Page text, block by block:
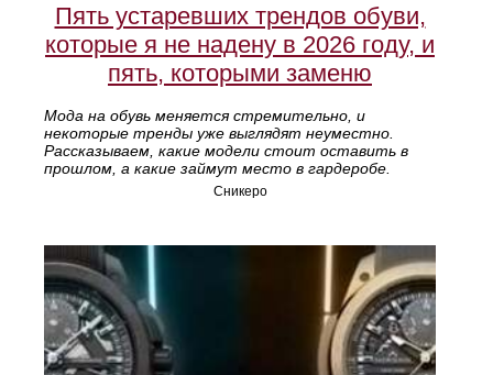
Пять устаревших трендов обуви,
которые я не надену в 2026 году, и
пять, которыми заменю
Мода на обувь меняется стремительно, и
некоторые тренды уже выглядят неуместно.
Рассказываем, какие модели стоит оставить в
прошлом, а какие займут место в гардеробе.
Сникеро